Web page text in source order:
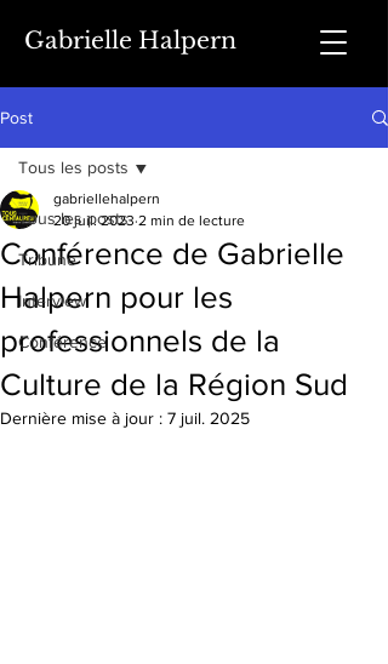
Gabrielle Halpern
Post
Tous les posts
Tribune
Interview
Conférence
Tous les posts
Conférence de Gabrielle
Halpern pour les
professionnels de la
Culture de la Région Sud
gabriellehalpern
20 juil. 2023 2 min de lecture
Dernière mise à jour : 7 juil. 2025